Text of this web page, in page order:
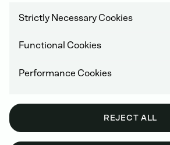
Dzięki DEUTZ Lifecycle
rozwiązań spełniających
potrzeby serwisowe przez
kompletne silniki zamienne.
Strictly Necessary Cookies
Functional Cookies
Performance Cookies
REJECT ALL